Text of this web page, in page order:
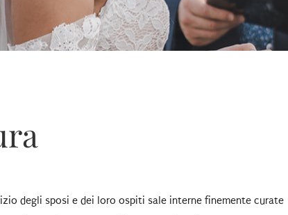
degli sposi e dei loro ospiti sale interne finemente curate